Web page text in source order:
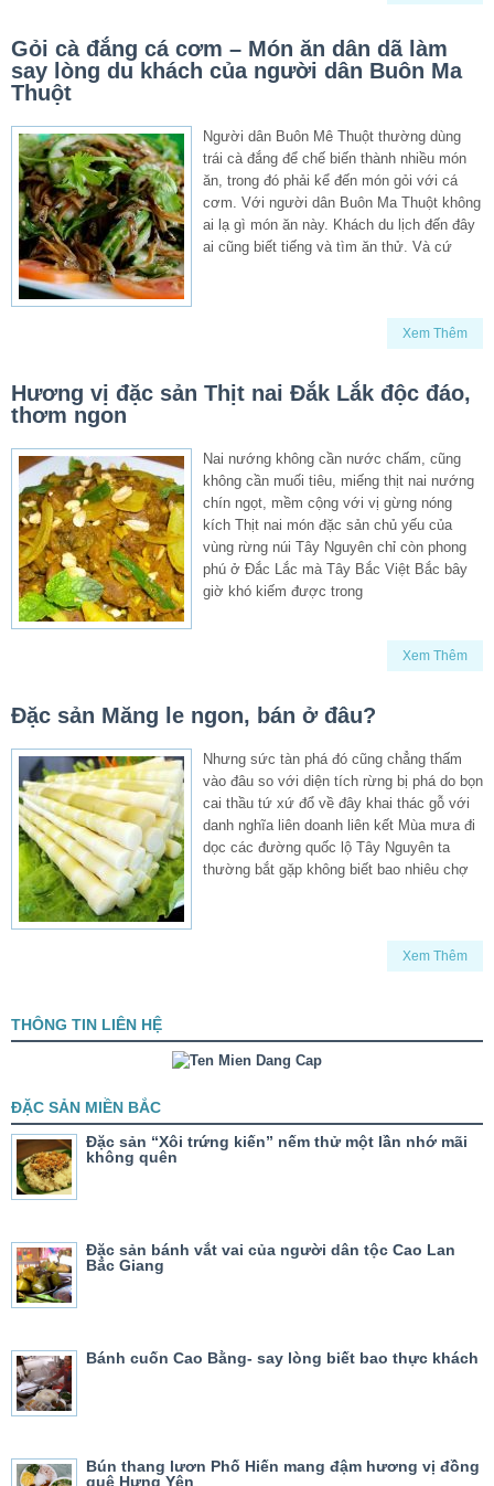
Gỏi cà đắng cá cơm – Món ăn dân dã làm
say lòng du khách của người dân Buôn Ma
Thuột
Người dân Buôn Mê Thuột thường dùng
trái cà đắng để chế biến thành nhiều món
ăn, trong đó phải kể đến món gỏi với cá
cơm. Với người dân Buôn Ma Thuột không
ai lạ gì món ăn này. Khách du lịch đến đây
ai cũng biết tiếng và tìm ăn thử. Và cứ
Xem Thêm
Hương vị đặc sản Thịt nai Đắk Lắk độc đáo,
thơm ngon
Nai nướng không cần nước chấm, cũng
không cần muối tiêu, miếng thịt nai nướng
chín ngọt, mềm cộng với vị gừng nóng
kích Thịt nai món đặc sản chủ yếu của
vùng rừng núi Tây Nguyên chỉ còn phong
phú ở Đắc Lắc mà Tây Bắc Việt Bắc bây
giờ khó kiếm được trong
Xem Thêm
Đặc sản Măng le ngon, bán ở đâu?
Nhưng sức tàn phá đó cũng chẳng thấm
vào đâu so với diện tích rừng bị phá do bọn
cai thầu tứ xứ đổ về đây khai thác gỗ với
danh nghĩa liên doanh liên kết Mùa mưa đi
dọc các đường quốc lộ Tây Nguyên ta
thường bắt gặp không biết bao nhiêu chợ
Xem Thêm
THÔNG TIN LIÊN HỆ
ĐẶC SẢN MIỀN BẮC
Đặc sản “Xôi trứng kiến” nếm thử một lần nhớ mãi
không quên
Đặc sản bánh vắt vai của người dân tộc Cao Lan
Bắc Giang
Bánh cuốn Cao Bằng- say lòng biết bao thực khách
Bún thang lươn Phố Hiến mang đậm hương vị đồng
quê Hưng Yên